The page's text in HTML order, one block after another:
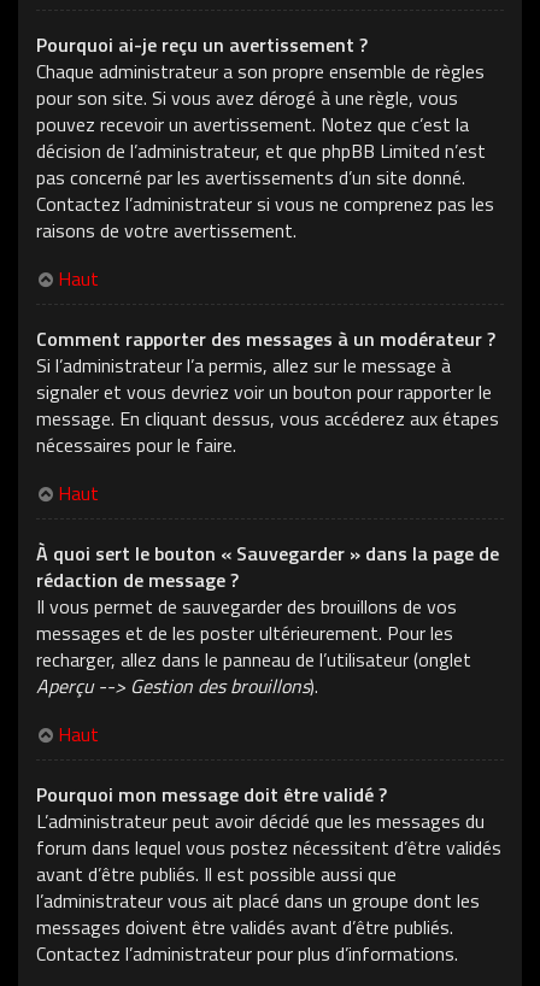
Pourquoi ai-je reçu un avertissement ?
Chaque administrateur a son propre ensemble de règles
pour son site. Si vous avez dérogé à une règle, vous
pouvez recevoir un avertissement. Notez que c’est la
décision de l’administrateur, et que phpBB Limited n’est
pas concerné par les avertissements d’un site donné.
Contactez l’administrateur si vous ne comprenez pas les
raisons de votre avertissement.
Haut
Comment rapporter des messages à un modérateur ?
Si l’administrateur l’a permis, allez sur le message à
signaler et vous devriez voir un bouton pour rapporter le
message. En cliquant dessus, vous accéderez aux étapes
nécessaires pour le faire.
Haut
À quoi sert le bouton « Sauvegarder » dans la page de
rédaction de message ?
Il vous permet de sauvegarder des brouillons de vos
messages et de les poster ultérieurement. Pour les
recharger, allez dans le panneau de l’utilisateur (onglet
Aperçu --> Gestion des brouillons).
Haut
Pourquoi mon message doit être validé ?
L’administrateur peut avoir décidé que les messages du
forum dans lequel vous postez nécessitent d’être validés
avant d’être publiés. Il est possible aussi que
l’administrateur vous ait placé dans un groupe dont les
messages doivent être validés avant d’être publiés.
Contactez l’administrateur pour plus d’informations.